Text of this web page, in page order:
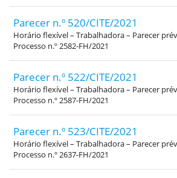
Parecer n.º 520/CITE/2021
Horário flexível – Trabalhadora – Parecer
Processo n.º 2582-FH/2021
Parecer n.º 522/CITE/2021
Horário flexível – Trabalhadora – Parecer
Processo n.º 2587-FH/2021
Parecer n.º 523/CITE/2021
Horário flexível – Trabalhadora – Parecer
Processo n.º 2637-FH/2021